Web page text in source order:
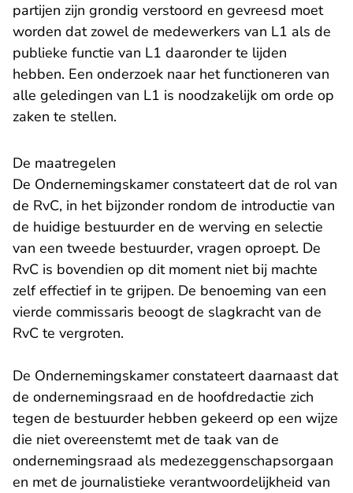
partijen zijn grondig verstoord en gevreesd moet
worden dat zowel de medewerkers van L1 als de
publieke functie van L1 daaronder te lijden
hebben. Een onderzoek naar het functioneren van
alle geledingen van L1 is noodzakelijk om orde op
zaken te stellen.
De maatregelen
De Ondernemingskamer constateert dat de rol van
de RvC, in het bijzonder rondom de introductie van
de huidige bestuurder en de werving en selectie
van een tweede bestuurder, vragen oproept. De
RvC is bovendien op dit moment niet bij machte
zelf effectief in te grijpen. De benoeming van een
vierde commissaris beoogt de slagkracht van de
RvC te vergroten.
De Ondernemingskamer constateert daarnaast dat
de ondernemingsraad en de hoofdredactie zich
tegen de bestuurder hebben gekeerd op een wijze
die niet overeenstemt met de taak van de
ondernemingsraad als medezeggenschapsorgaan
en met de journalistieke verantwoordelijkheid van